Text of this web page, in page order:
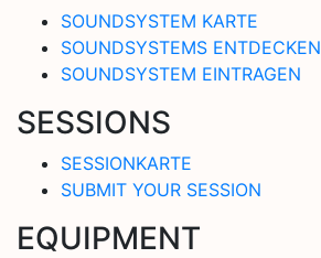
SOUNDSYSTEM KARTE
SOUNDSYSTEMS ENTDECKEN
SOUNDSYSTEM EINTRAGEN
SESSIONS
SESSIONKARTE
SUBMIT YOUR SESSION
EQUIPMENT